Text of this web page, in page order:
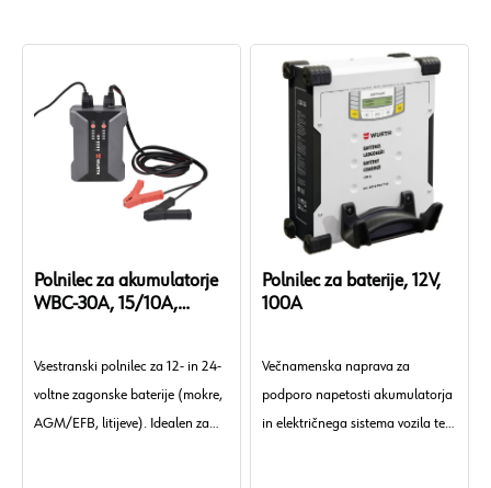
Polnilec za akumulatorje
WBC-30A, 15/10A,
Vsestranski polnilec za 12- in 24-
voltne zagonske baterije (mokre,
AGM/EFB, litijeve). Idealen za
Polnilec za baterije, 12V,
100A
Večnamenska naprava za
podporo napetosti akumulatorja
in električnega sistema vozila ter